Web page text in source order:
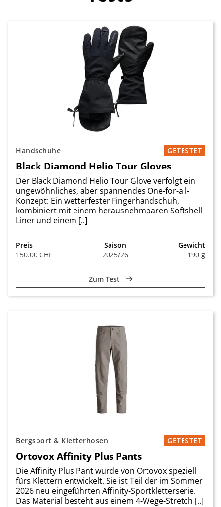
Handschuhe GETESTET
Black Diamond Helio Tour Gloves
Der Black Diamond Helio Tour Glove verfolgt ein
ungewöhnliches, aber spannendes One-for-all-
Konzept: Ein wetterfester Fingerhandschuh,
kombiniert mit einem herausnehmbaren Softshell-
Liner und einem [..]
Preis
150.00 CHF
Saison
2025/26
Gewicht
190 g
Zum Test
Bergsport & Kletterhosen GETESTET
Ortovox Affinity Plus Pants
Die Affinity Plus Pant wurde von Ortovox speziell
fürs Klettern entwickelt. Sie ist Teil der im Sommer
2026 neu eingeführten Affinity-Sportkletterserie.
Das Material besteht aus einem 4-Wege-Stretch [..]